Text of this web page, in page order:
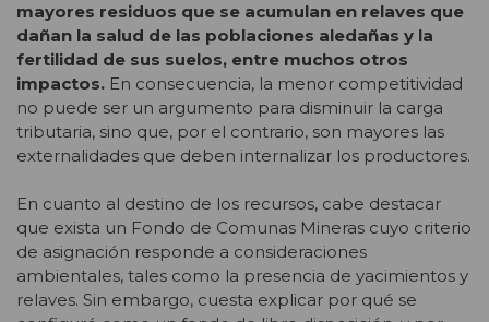
mayores residuos que se acumulan en relaves que
dañan la salud de las poblaciones aledañas y la
fertilidad de sus suelos, entre muchos otros
impactos. En consecuencia, la menor competitividad
no puede ser un argumento para disminuir la carga
tributaria, sino que, por el contrario, son mayores las
externalidades que deben internalizar los productores.
En cuanto al destino de los recursos, cabe destacar
que exista un Fondo de Comunas Mineras cuyo criterio
de asignación responde a consideraciones
ambientales, tales como la presencia de yacimientos y
relaves. Sin embargo, cuesta explicar por qué se